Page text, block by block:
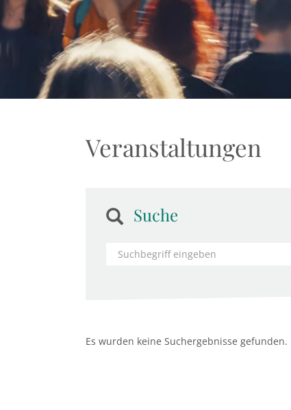
Veranstaltungen
Suche
Es wurden keine Suchergebnisse gefunden.